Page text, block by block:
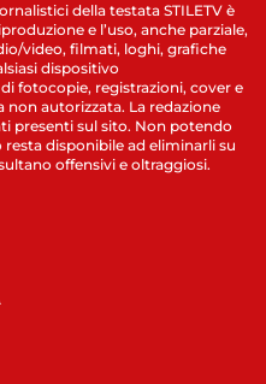
della testata STILETV è
e l’uso, anche parziale,
video, filmati, loghi, grafiche
dispositivo
fotocopie, registrazioni, cover e
autorizzata. La redazione
presenti sul sito. Non potendo
disponibile ad eliminarli su
offensivi e oltraggiosi.